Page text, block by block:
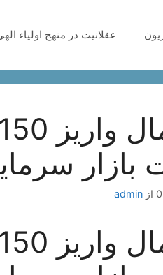
عقلانیت در منهج اولیاء
بازار
از admin